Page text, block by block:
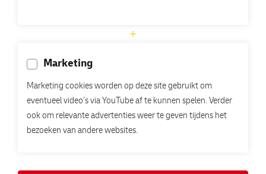
Marketing
Marketing cookies worden op deze site gebruikt om
eventueel video’s via YouTube af te kunnen spelen. Verder
ook om relevante advertenties weer te geven tijdens het
bezoeken van andere websites.